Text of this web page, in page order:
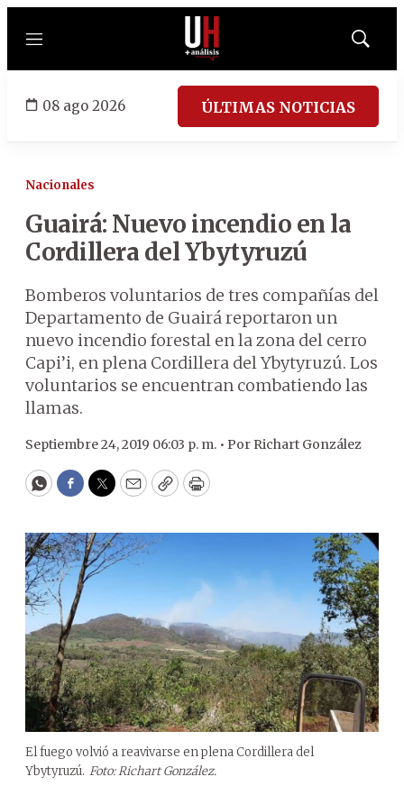
Menú
Mostrar
08 ago 2026 ÚLTIMAS NOTICIAS
Nacionales
Guairá: Nuevo incendio en la
Cordillera del Ybytyruzú
Bomberos voluntarios de tres compañías del
Departamento de Guairá reportaron un
nuevo incendio forestal en la zona del cerro
Capi’i, en plena Cordillera del Ybytyruzú. Los
voluntarios se encuentran combatiendo las
llamas.
Septiembre 24, 2019 06:03 p. m. • Por Richart González
WhatsApp
Facebook
Twitter
EmailCopyPrint
El fuego volvió a reavivarse en plena Cordillera del
Ybytyruzú. Foto: Richart González.